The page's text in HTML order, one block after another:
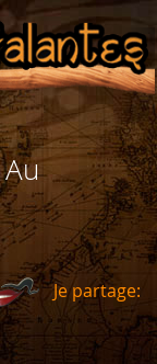
Je partage: